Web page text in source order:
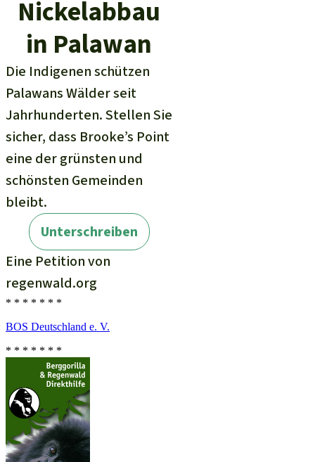
* * * * * * *
BOS Deutschland e. V.
* * * * * * *